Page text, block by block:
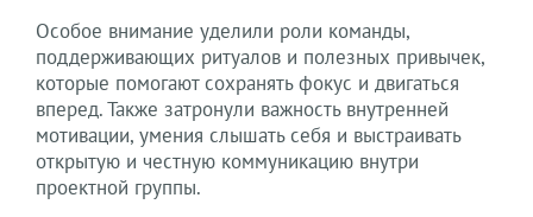
Особое внимание уделили роли команды,
поддерживающих ритуалов и полезных привычек,
которые помогают сохранять фокус и двигаться
вперед. Также затронули важность внутренней
мотивации, умения слышать себя и выстраивать
открытую и честную коммуникацию внутри
проектной группы.